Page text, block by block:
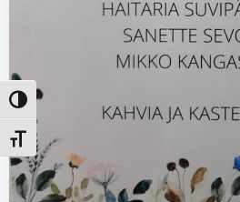
Toggle High Contrast
Toggle Font size